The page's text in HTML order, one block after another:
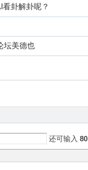
卦解卦呢？
坛美德也
还可输入80